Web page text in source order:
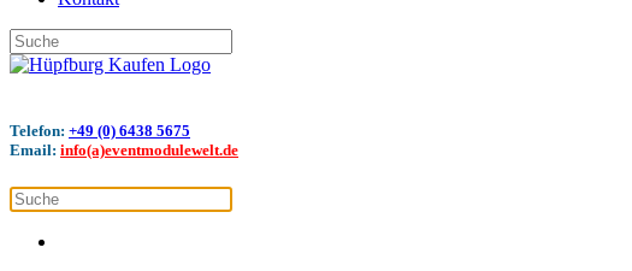
Telefon: +49 (0) 6438 5675
Email: info(a)eventmodulewelt.de